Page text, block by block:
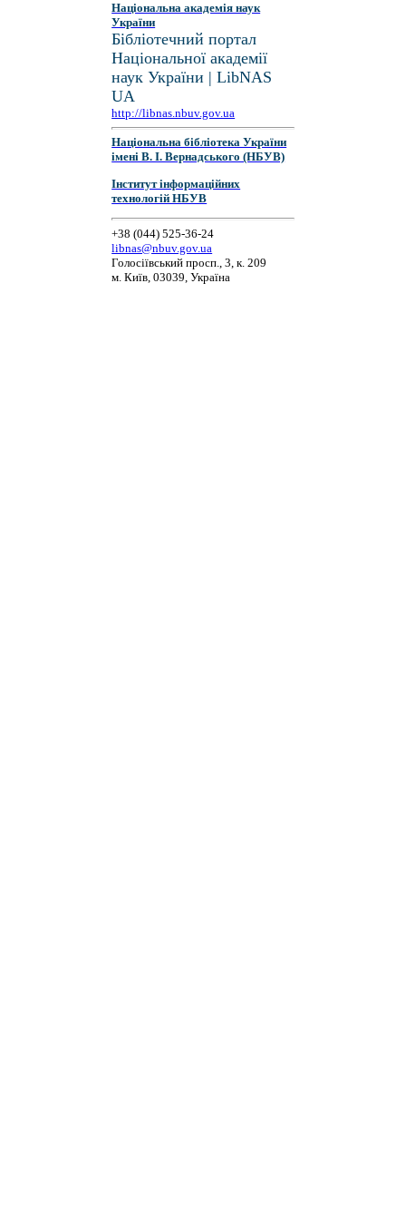
Національна академія наук
України
Бібліотечний портал
Національної академії
наук України | LibNAS
UA
http://libnas.nbuv.gov.ua
Національна бібліотека України
імені В. І. Вернадського (НБУВ)
Інститут інформаційних
технологій НБУВ
+38 (044) 525-36-24
libnas@nbuv.gov.ua
Голосіївський просп., 3, к. 209
м. Київ, 03039, Україна